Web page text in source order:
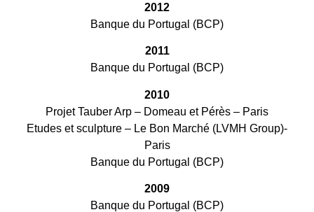
2012
Banque du Portugal (BCP)
2011
Banque du Portugal (BCP)
2010
Projet Tauber Arp – Domeau et Pérès – Paris
Etudes et sculpture – Le Bon Marché (LVMH Group)-
Paris
Banque du Portugal (BCP)
2009
Banque du Portugal (BCP)